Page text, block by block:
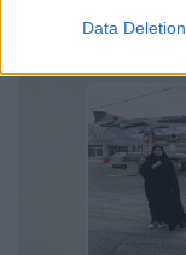
Data Deletion